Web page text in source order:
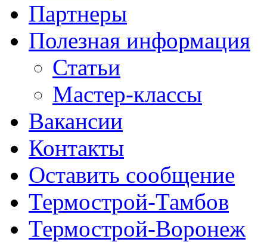
Партнеры
Полезная информация
Статьи
Мастер-классы
Вакансии
Контакты
Оставить сообщение
Термострой-Тамбов
Термострой-Воронеж